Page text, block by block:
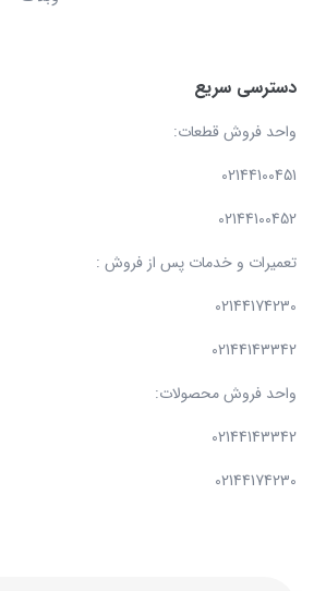
دسترسی سریع
واحد فروش قطعات:
02144100451
02144100452
تعمیرات و خدمات پس از فروش :
02144174230
02144143342
واحد فروش محصولات:
02144143342
02144174230